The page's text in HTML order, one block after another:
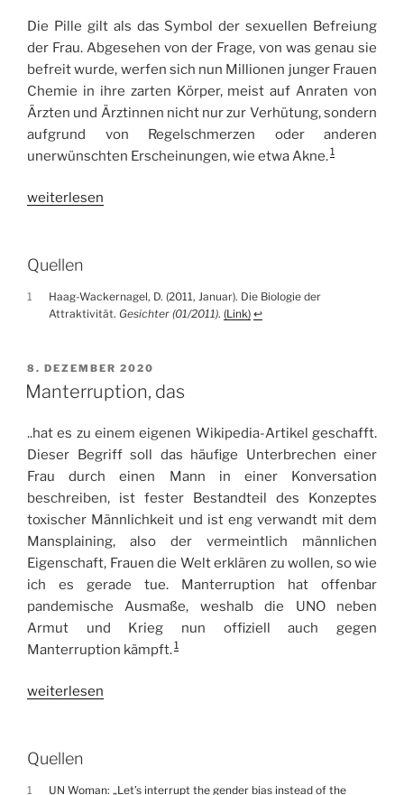
Die Pille gilt als das Symbol der sexuellen Befreiung
der Frau. Abgesehen von der Frage, von was genau sie
befreit wurde, werfen sich nun Millionen junger Frauen
Chemie in ihre zarten Körper, meist auf Anraten von
Ärzten und Ärztinnen nicht nur zur Verhütung, sondern
aufgrund von Regelschmerzen oder anderen
unerwünschten Erscheinungen, wie etwa Akne.1
„Pille,
weiterlesen
Quellen
1
Haag-Wackernagel, D. (2011, Januar). Die Biologie der
Attraktivität. Gesichter (01/2011). (Link) ↩︎
VERÖFFENTLICHT
AM
8. DEZEMBER 2020
Manterruption, das
..hat es zu einem eigenen Wikipedia-Artikel geschafft.
Dieser Begriff soll das häufige Unterbrechen einer
Frau durch einen Mann in einer Konversation
beschreiben, ist fester Bestandteil des Konzeptes
toxischer Männlichkeit und ist eng verwandt mit dem
Mansplaining, also der vermeintlich männlichen
Eigenschaft, Frauen die Welt erklären zu wollen, so wie
ich es gerade tue. Manterruption hat offenbar
pandemische Ausmaße, weshalb die UNO neben
Armut und Krieg nun offiziell auch gegen
Manterruption kämpft.1
„Manterruption,
weiterlesen
Quellen
1 UN Woman: „Let’s interrupt the gender bias instead of the